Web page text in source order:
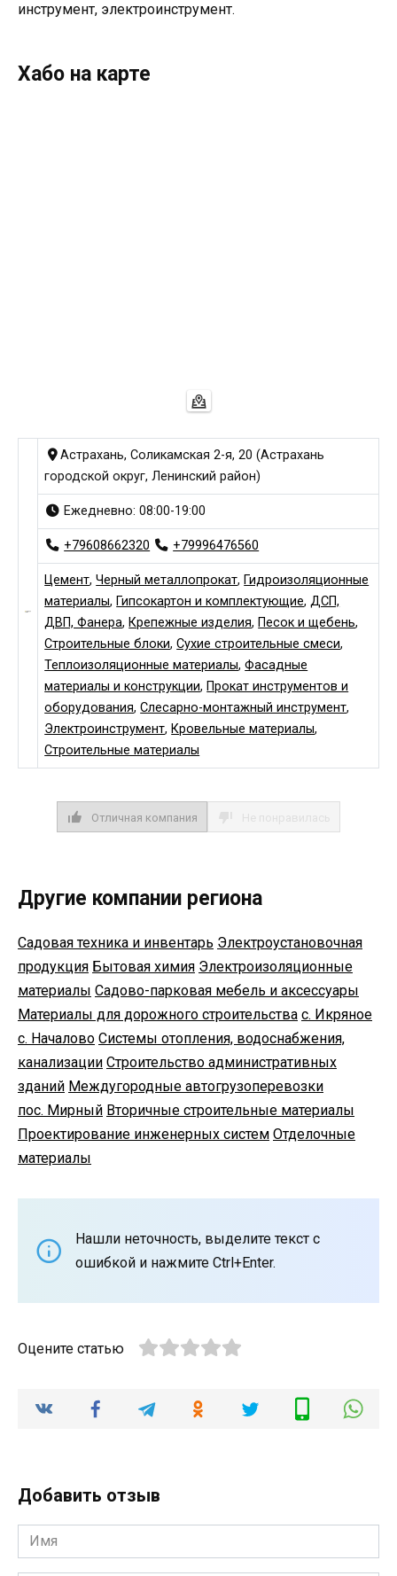
инструмент, электроинструмент.
Хабо на карте
Астрахань, Соликамская 2-я, 20 (Астрахань
городской округ, Ленинский район)
Ежедневно: 08:00-19:00
+79608662320 +79996476560
Цемент,Черный металлопрокат, Гидроизоляционные
материалы, Гипсокартон и комплектующие,ДСП,
ДВП, Фанера, Крепежные изделия, Песок и щебень,
Строительные блоки,Сухие строительные смеси,
Теплоизоляционные материалы,Фасадные
материалы и конструкции, Прокат инструментов и
оборудования,Слесарно-монтажный инструмент,
Электроинструмент, Кровельные материалы,
Строительные материалы
Отличная компания
Другие компании региона
Садовая техника и инвентарь Электроустановочная
продукция Бытовая химия Электроизоляционные
материалы Садово-парковая мебель и аксессуары
Материалы для дорожного строительства с. Икряное
с. Началово Системы отопления, водоснабжения,
канализации Строительство административных
зданий Междугородные автогрузоперевозки
пос. Мирный Вторичные строительные материалы
Проектирование инженерных систем Отделочные
материалы
Нашли неточность, выделите текст с
ошибкой и нажмите Ctrl+Enter.
Оцените статью
Добавить отзыв
Имя
*